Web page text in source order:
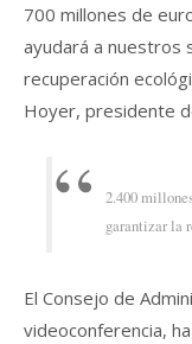
700 millones de
ayudará a nuestros
recuperación
Hoyer, presidente
2.400
garantizar la
El Consejo de
videoconferencia,